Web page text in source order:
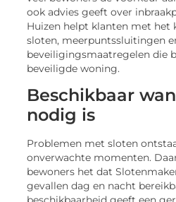
ook advies geeft over
Huizen helpt klanten met het
sloten, meerpuntssluitingen
beveiligingsmaatregelen die
beveiligde woning.
Beschikbaar
nodig is
Problemen met sloten
onverwachte momenten.
bewoners het dat
gevallen dag en nacht